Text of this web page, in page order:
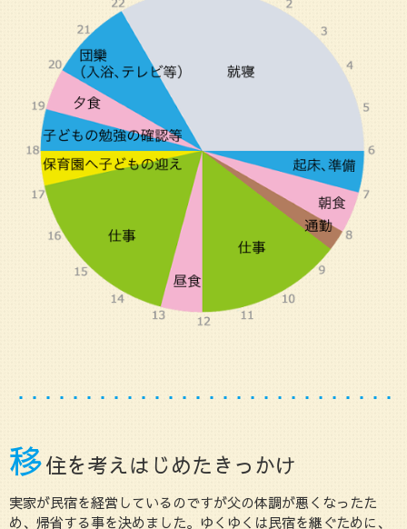
移住を考えはじめたきっかけ
実家が民宿を経営しているのですが父の体調が悪くなったた
め、帰省する事を決めました。ゆくゆくは民宿を継ぐために、